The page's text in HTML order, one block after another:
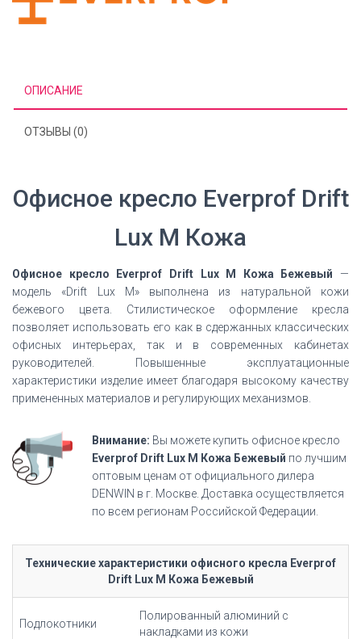
ОПИСАНИЕ
ОТЗЫВЫ (0)
Офисное кресло Everprof Drift
Lux M Кожа
Офисное кресло Everprof Drift Lux M Кожа Бежевый —
модель «Drift Lux M» выполнена из натуральной кожи
бежевого цвета. Стилистическое оформление кресла
позволяет использовать его как в сдержанных классических
офисных интерьерах, так и в современных кабинетах
руководителей. Повышенные эксплуатационные
характеристики изделие имеет благодаря высокому качеству
примененных материалов и регулирующих механизмов.
Внимание: Вы можете купить офисное кресло
Everprof Drift Lux M Кожа Бежевый по лучшим
оптовым ценам от официального дилера
DENWIN в г. Москве. Доставка осуществляется
по всем регионам Российской Федерации.
Технические характеристики офисного кресла Everprof
Drift Lux M Кожа Бежевый
Подлокотники
Полированный алюминий с
накладками из кожи